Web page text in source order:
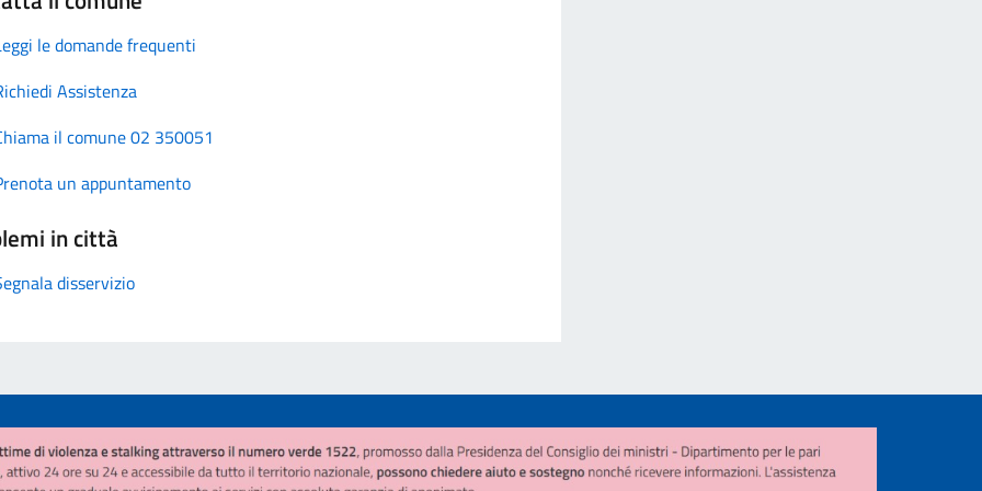
le domande frequenti
Assistenza
il comune 02 350051
un appuntamento
in città
disservizio